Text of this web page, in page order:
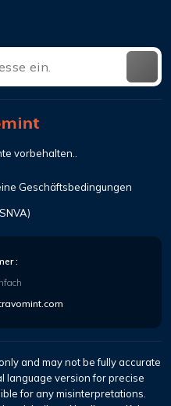
vorbehalten..
Geschäftsbedingungen
:
and may not be fully accurate
language version for precise
for any misinterpretations.